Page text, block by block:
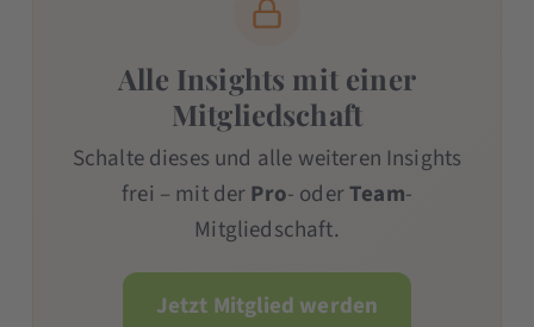
Alle Insights mit einer
Mitgliedschaft
Schalte dieses und alle weiteren Insights
frei – mit derPro- oderTeam-
Mitgliedschaft.
Jetzt Mitglied werden